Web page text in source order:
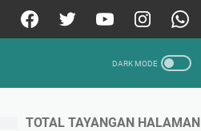
TOTAL TAYANGAN HALAMAN